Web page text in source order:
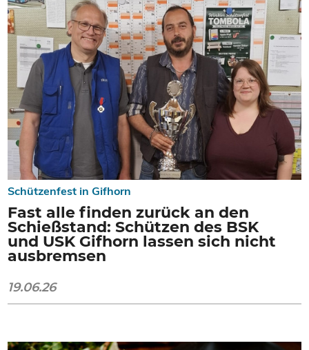
Schützenfest in Gifhorn
Fast alle finden zurück an den
Schießstand: Schützen des BSK
und USK Gifhorn lassen sich nicht
ausbremsen
19.06.26